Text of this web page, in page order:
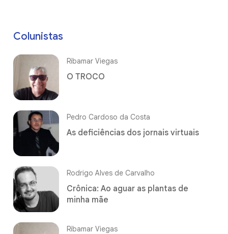
Colunistas
Ribamar Viegas
O TROCO
Pedro Cardoso da Costa
As deficiências dos jornais virtuais
Rodrigo Alves de Carvalho
Crônica: Ao aguar as plantas de
minha mãe
Ribamar Viegas